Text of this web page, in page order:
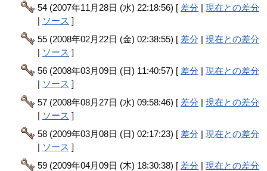
54 (2007年11月28日 (水) 22:18:56) [ 差分 |現在との差分
| ソース ]
55 (2008年02月22日 (金) 02:38:55) [ 差分 |現在との差分
| ソース ]
56 (2008年03月09日 (日) 11:40:57) [ 差分 |現在との差分
| ソース ]
57 (2008年08月27日 (水) 09:58:46) [ 差分 |現在との差分
| ソース ]
58 (2009年03月08日 (日) 02:17:23) [ 差分 |現在との差分
| ソース ]
59 (2009年04月09日 (木) 18:30:38) [ 差分 |現在との差分